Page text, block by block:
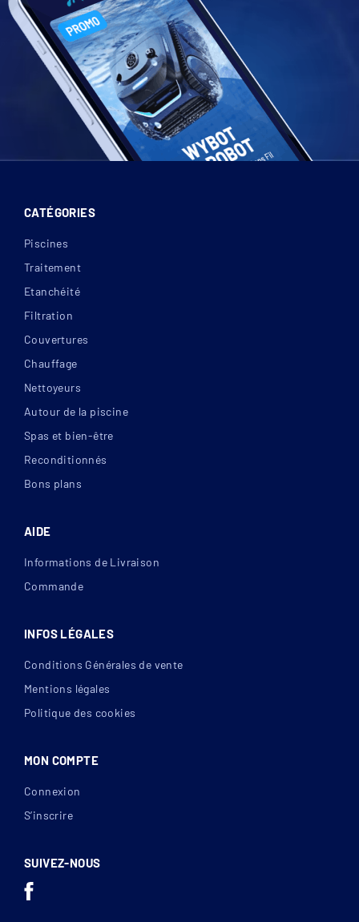
CATÉGORIES
Piscines
Traitement
Etanchéité
Filtration
Couvertures
Chauffage
Nettoyeurs
Autour de la piscine
Spas et bien-être
Reconditionnés
Bons plans
AIDE
Informations de Livraison
Commande
INFOS LÉGALES
Conditions Générales de vente
Mentions légales
Politique des cookies
MON COMPTE
Connexion
S’inscrire
SUIVEZ-NOUS